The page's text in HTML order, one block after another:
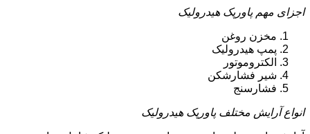
اجزای مهم پاورپک هیدرولیک
مخزن روغن
پمپ هیدرولیک
الکتروموتور
شیر فشارشکن
فشارسنج
انواع آرایش مختلف پاورپک هیدرولیک